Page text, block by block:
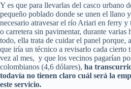
Y es que para llevarlas del casco urbano
pequeño poblado donde se unen el llano
necesario atravesar el río Ariari en ferry y
o carretera sin pavimentar, durante varias
todo, ella trata de cuidar el panel porque,
que iría un técnico a revisarlo cada cierto
vez al mes, y que los vecinos pagarían
colombianos (4,6 dólares), ha
todavía no tienen claro cuál será la
este servicio.